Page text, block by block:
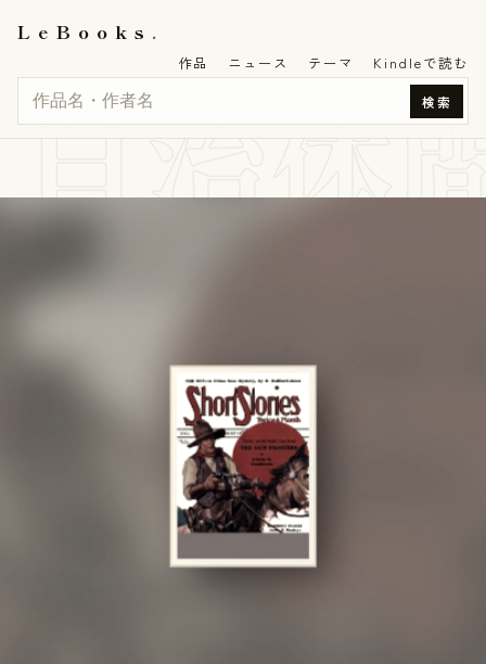
LeBooks
検索
作品 ニュース テーマ Kindleで読む
自治体